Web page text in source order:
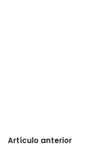
Artículo anterior